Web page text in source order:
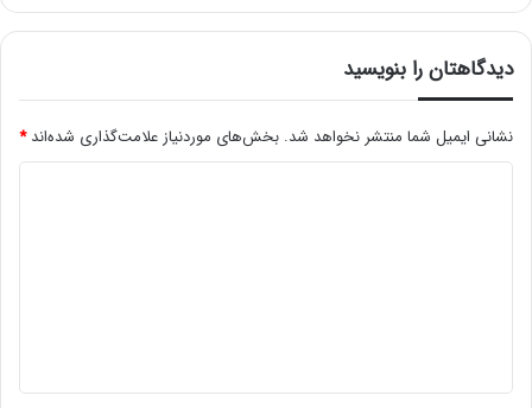
دیدگاهتان را بنویسید
نشانی ایمیل شما منتشر نخواهد شد. بخش‌های موردنیاز علامت‌گذاری شده‌اند*
*